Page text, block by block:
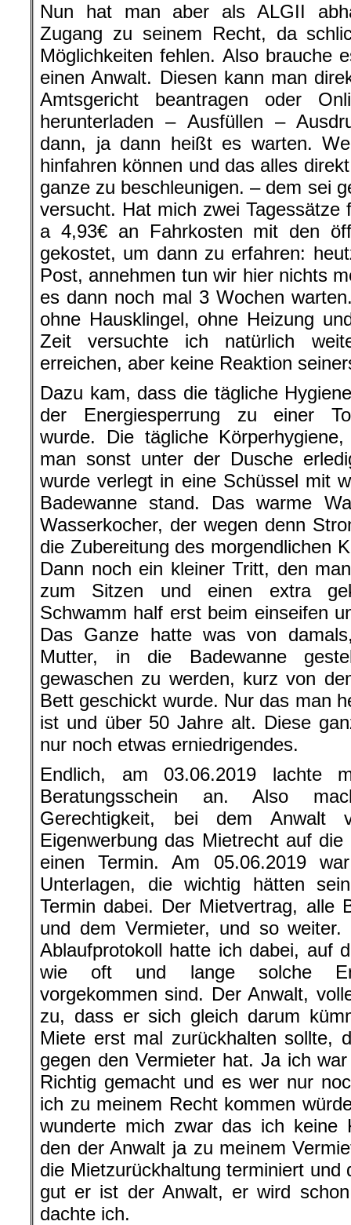
Nun hat man aber als ALGII
Zugang zu seinem Recht, da
Möglichkeiten fehlen. Also brauche
einen Anwalt. Diesen kann man
Amtsgericht beantragen oder
herunterladen – Ausfüllen –
dann, ja dann heißt es warten.
hinfahren können und das alles
ganze zu beschleunigen. – dem sei
versucht. Hat mich zwei Tagessätze
a 4,93€ an Fahrkosten mit den
gekostet, um dann zu erfahren:
Post, annehmen tun wir hier nichts
es dann noch mal 3 Wochen
ohne Hausklingel, ohne Heizung
Zeit versuchte ich natürlich
erreichen, aber keine Reaktion
Dazu kam, dass die tägliche
der Energiesperrung zu einer
wurde. Die tägliche
man sonst unter der Dusche
wurde verlegt in eine Schüssel mit
Badewanne stand. Das warme
Wasserkocher, der wegen denn
die Zubereitung des morgendlichen
Dann noch ein kleiner Tritt, den
zum Sitzen und einen extra
Schwamm half erst beim einseifen
Das Ganze hatte was von
Mutter, in die Badewanne
gewaschen zu werden, kurz von
Bett geschickt wurde. Nur das man
ist und über 50 Jahre alt. Diese
nur noch etwas erniedrigendes.
Endlich, am 03.06.2019 lachte
Beratungsschein an. Also
Gerechtigkeit, bei dem
Eigenwerbung das Mietrecht auf
einen Termin. Am 05.06.2019
Unterlagen, die wichtig hätten
Termin dabei. Der Mietvertrag, alle
und dem Vermieter, und so
Ablaufprotokoll hatte ich dabei, auf
wie oft und lange solche
vorgekommen sind. Der Anwalt,
zu, dass er sich gleich darum
Miete erst mal zurückhalten sollte,
gegen den Vermieter hat. Ja ich
Richtig gemacht und es wer nur
ich zu meinem Recht kommen
wunderte mich zwar das ich keine
den der Anwalt ja zu meinem
die Mietzurückhaltung terminiert und
gut er ist der Anwalt, er wird
dachte ich.